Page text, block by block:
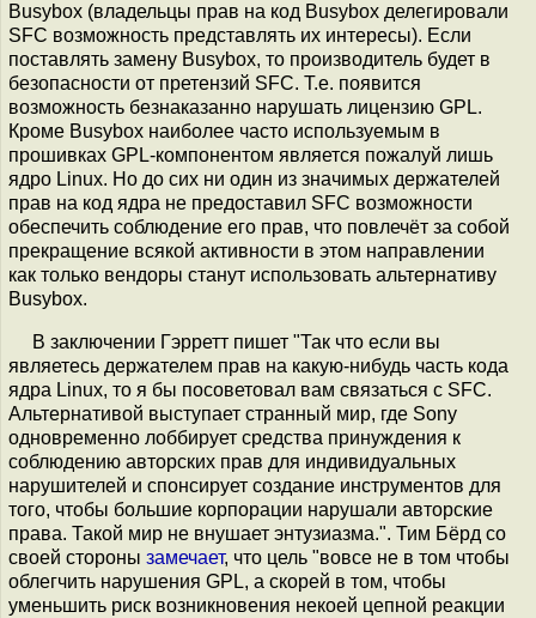
Busybox (владельцы прав на код Busybox делегировали
SFC возможность представлять их интересы). Если
поставлять замену Busybox, то производитель будет в
безопасности от претензий SFC. Т.е. появится
возможность безнаказанно нарушать лицензию GPL.
Кроме Busybox наиболее часто используемым в
прошивках GPL-компонентом является пожалуй лишь
ядро Linux. Но до сих ни один из значимых держателей
прав на код ядра не предоставил SFC возможности
обеспечить соблюдение его прав, что повлечёт за собой
прекращение всякой активности в этом направлении
как только вендоры станут использовать альтернативу
Busybox.
В заключении Гэрретт пишет "Так что если вы
являетесь держателем прав на какую-нибудь часть кода
ядра Linux, то я бы посоветовал вам связаться с SFC.
Альтернативой выступает странный мир, где Sony
одновременно лоббирует средства принуждения к
соблюдению авторских прав для индивидуальных
нарушителей и спонсирует создание инструментов для
того, чтобы большие корпорации нарушали авторские
права. Такой мир не внушает энтузиазма.". Тим Бёрд со
своей стороны замечает, что цель "вовсе не в том чтобы
облегчить нарушения GPL, а скорей в том, чтобы
уменьшить риск возникновения некоей цепной реакции